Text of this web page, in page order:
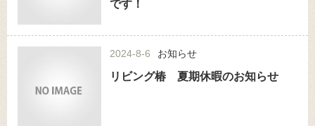
です！
2024-8-6 お知らせ
リビング椿 夏期休暇のお知らせ